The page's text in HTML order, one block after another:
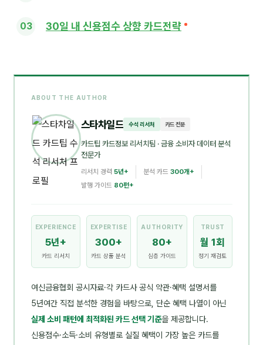
30일 내 신용점수 상향 카드전략
ABOUT THE AUTHOR
스타차일드 수석 리서처 카드 전문
카드팁 카드정보 리서치팀 · 금융 소비자 데이터 분석
전문가
리서치 경력 5년+ 분석 카드 300개+
발행 가이드 80편+
EXPERIENCE
5년+
카드 리서치
EXPERTISE
300+
카드 상품 분석
AUTHORITY
80+
심층 가이드
TRUST
월 1회
정기 재검토
여신금융협회 공시자료·각 카드사 공식 약관·혜택 설명서를
5년여간 직접 분석한 경험을 바탕으로, 단순 혜택 나열이 아닌
실제 소비 패턴에 최적화된 카드 선택 기준을 제공합니다.
신용점수·소득·소비 유형별로 실질 혜택이 가장 높은 카드를